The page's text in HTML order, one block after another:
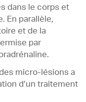
dans le corps et
En parallèle,
et de la
par
micro-lésions a
d’un traitement